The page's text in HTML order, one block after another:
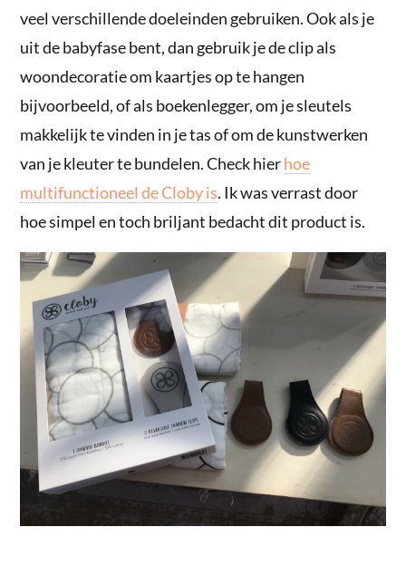
veel verschillende doeleinden gebruiken. Ook als je
uit de babyfase bent, dan gebruik je de clip als
woondecoratie om kaartjes op te hangen
bijvoorbeeld, of als boekenlegger, om je sleutels
makkelijk te vinden in je tas of om de kunstwerken
van je kleuter te bundelen. Check hierhoe
multifunctioneel de Cloby is. Ik was verrast door
hoe simpel en toch briljant bedacht dit product is.